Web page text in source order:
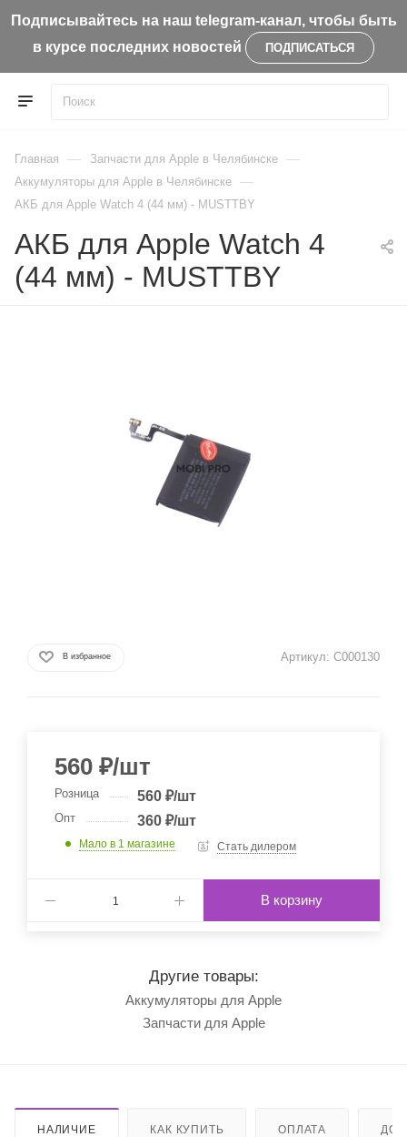
Подписывайтесь на наш telegram-канал, чтобы быть
в курсе последних новостей
ПОДПИСАТЬСЯ
Главная — Запчасти для Apple в Челябинске —
Aккумуляторы для Apple в Челябинске —
АКБ для Apple Watch 4 (44 мм) - MUSTTBY
АКБ для Apple Watch 4
(44 мм) - MUSTTBY
В избранное Артикул: C000130
560 ₽/шт
Розница 560₽/шт
Опт 360₽/шт
Мало в 1 магазине Стать дилером
В корзину
Другие товары:
Аккумуляторы для Apple
Запчасти для Apple
НАЛИЧИЕ КАК КУПИТЬ ОПЛАТА